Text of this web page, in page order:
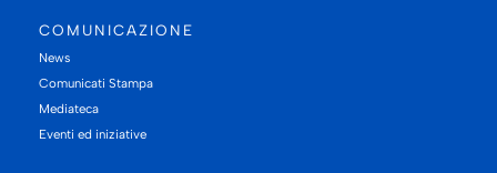
COMUNICAZIONE
News
Comunicati Stampa
Mediateca
Eventi ed iniziative